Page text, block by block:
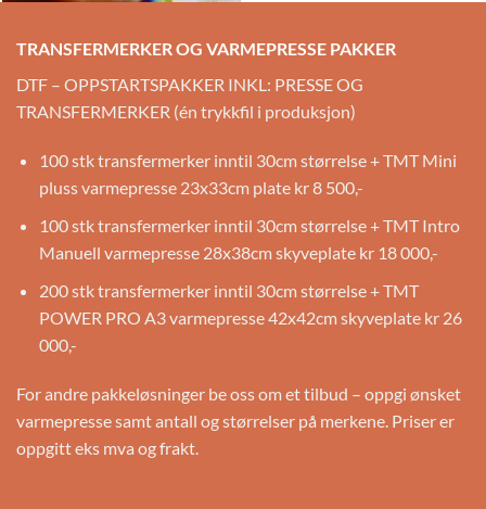
TRANSFERMERKER OG VARMEPRESSE PAKKER
DTF – OPPSTARTSPAKKER INKL: PRESSE OG
TRANSFERMERKER (én trykkfil i produksjon)
100 stk transfermerker inntil 30cm størrelse + TMT Mini
pluss varmepresse 23x33cm plate kr 8 500,-
100 stk transfermerker inntil 30cm størrelse + TMT Intro
Manuell varmepresse 28x38cm skyveplate kr 18 000,-
200 stk transfermerker inntil 30cm størrelse + TMT
POWER PRO A3 varmepresse 42x42cm skyveplate kr 26
000,-
For andre pakkeløsninger be oss om et tilbud – oppgi ønsket
varmepresse samt antall og størrelser på merkene. Priser er
oppgitt eks mva og frakt.